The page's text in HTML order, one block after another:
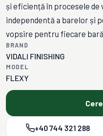
și eficiență în procesele
independentă a barelor și
vopsire pentru fiecare
BRAND
VIDALI FINISHING
MODEL
FLEXY
+40 744 321 288